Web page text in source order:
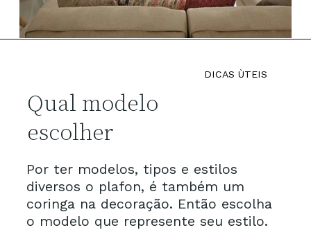
Por ter modelos, tipos e estilos
diversos o plafon, é também um
coringa na decoração. Então escolha
o modelo que represente seu estilo.
Qual modelo
escolher
DICAS ÙTEIS